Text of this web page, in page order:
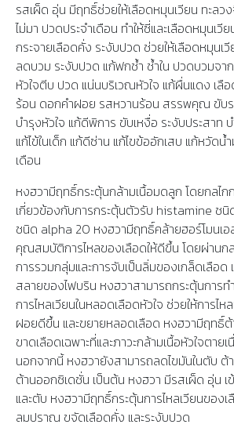
รสเผ็ด อุ่น มีฤทธิ์ช่วยให้เลือดหมุนเวียน ทะลว
ไม่มา ปวดประจำเดือน ทำให้ซี่และเลือดหมุนเวี
กระจายเลือดคั่ง ระงับปวด ช่วยให้เลือดหมุนเ
ลดบวม ระงับปวด แก้ฟกช้ำ ช้ำใน ปวดบวมจา
หัวใจตีบ ปวด แน่นบริเวณหัวใจ แก้ผื่นแดง เลื
ร้อน ดอกคำฝอย รสหวานร้อน สรรพคุณ ขับร
บำรุงหัวใจ แก้ดีพิการ ขับเหงื่อ ระงับประสาท
แก้ไข้ในเด็ก แก้ดีซ่าน แก้ไขข้ออักเสบ แก้หวัดน้
เดือน
หงฮวามีฤทธิ์กระตุ้นกล้ามเนื้อมดลูก โดยกลไ
เกี่ยวข้องกับการกระตุ้นตัวรับ histamine ชนิ
ชนิด alpha 20 หงฮวามีฤทธิ์คล้ายฮอร์โมนเอ
คุณสมบัติการไหลของเลือดให้ดีขึ้น โดยผ่านก
การรวมกลุ่มและการจับเป็นลิ่มของเกล็ดเลือด
สลายของไฟบริน หงฮวาสามารถกระตุ้นการท
การไหลเวียนในหลอดเลือดหัวใจ ช่วยให้การไห
ฝอยดีขึ้น และขยายหลอดเลือด หงฮวามีฤทธิ์ต้
ขาดเลือดเฉพาะที่และภาวะกล้ามเนื้อหัวใจตาย
นอกจากนี้ หงฮวายังสามารถลดไขมันในตับ ต้
ต้านออกซิเดชั่น เป็นต้น หงฮวา มีรสเผ็ด อุ่น
และตับ หงฮวามีฤทธิ์กระตุ้นการไหลเวียนของเ
ลมปราณ ขจัดเลือดคั่ง และระงับปวด